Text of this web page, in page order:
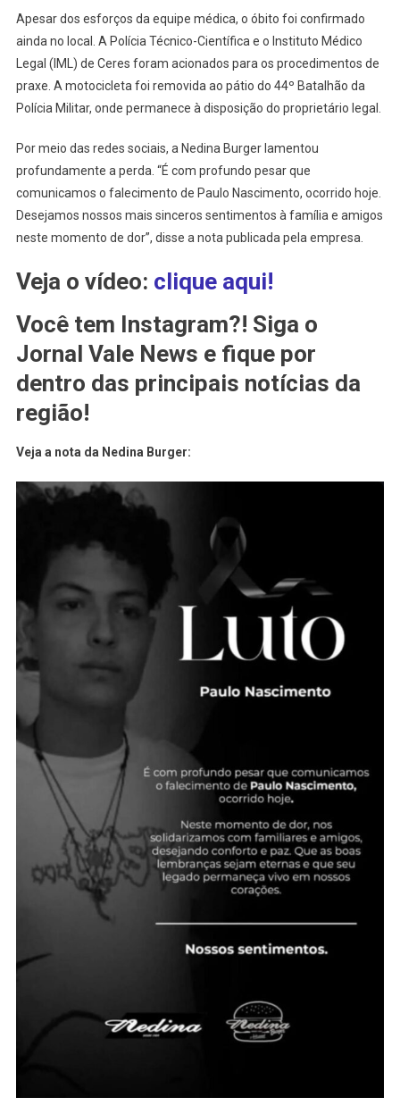
Apesar dos esforços da equipe médica, o óbito foi confirmado
ainda no local. A Polícia Técnico-Científica e o Instituto Médico
Legal (IML) de Ceres foram acionados para os procedimentos de
praxe. A motocicleta foi removida ao pátio do 44º Batalhão da
Polícia Militar, onde permanece à disposição do proprietário legal.
Por meio das redes sociais, a Nedina Burger lamentou
profundamente a perda. “É com profundo pesar que
comunicamos o falecimento de Paulo Nascimento, ocorrido hoje.
Desejamos nossos mais sinceros sentimentos à família e amigos
neste momento de dor”, disse a nota publicada pela empresa.
Veja o vídeo: clique aqui!
Você tem Instagram?! Siga o
Jornal Vale News e fique por
dentro das principais notícias da
região!
Veja a nota da Nedina Burger: